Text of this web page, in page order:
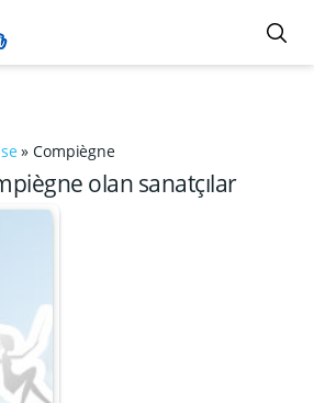
»Compiègne
olan sanatçılar